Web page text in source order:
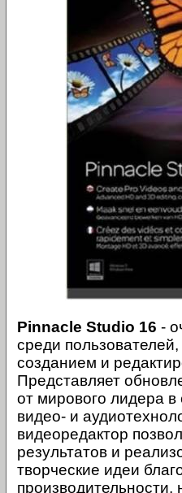
Pinnacle Studio 16 -
среди
созданием и
Представляет
от мирового лидера
видео- и
видеоредактор
результатов и
творческие идеи